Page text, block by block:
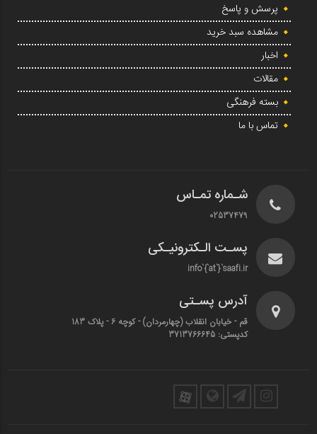
پرسش و پاسخ
مشاهده سبد خرید
اخبار
مقالات
بسته فرهنگی
تماس با ما
شـماره تمـاس
02537479
پسـت الـکترونیـکی
info`{`at`}`saafi.ir
آدرس پسـتی
قم - خیابان انقلاب (چهارمردان)‌ - کوچه 6 - پلاک 183
کدپستی: 3713766645